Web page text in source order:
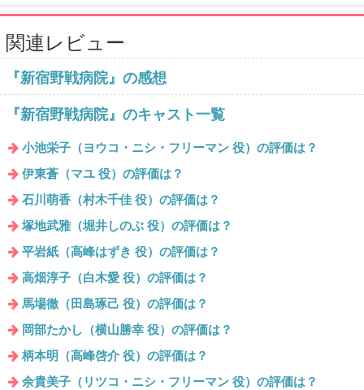
Complete
Complete
関連レビュー
『新宿野戦病院』の感想
『新宿野戦病院』のキャスト一覧
小池栄子（ヨウコ・ニシ・フリーマン 役）の評価は？
伊東蒼（マユ 役）の評価は？
石川萌香（村木千佳 役）の評価は？
塚地武雅（堀井しのぶ 役）の評価は？
平岩紙（高峰はずき 役）の評価は？
高畑淳子（白木愛 役）の評価は？
馬場徹（田島琢己 役）の評価は？
岡部たかし（横山勝幸 役）の評価は？
柄本明（高峰啓介 役）の評価は？
余貴美子（リツコ・ニシ・フリーマン 役）の評価は？